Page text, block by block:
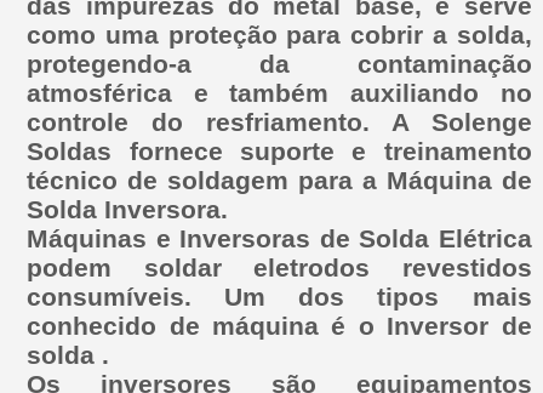
como uma proteção para cobrir a solda,
protegendo-a da contaminação
atmosférica e também auxiliando no
controle do resfriamento. A Solenge
Soldas fornece suporte e treinamento
técnico de soldagem para a Máquina de
Solda Inversora.
Máquinas e Inversoras de Solda Elétrica
podem soldar eletrodos revestidos
consumíveis. Um dos tipos mais
conhecido de máquina é o Inversor de
solda .
Os inversores são equipamentos